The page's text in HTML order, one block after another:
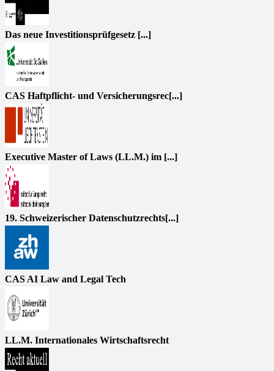
Das neue Investitionsprüfgesetz [...]
CAS Haftpflicht- und Versicherungsrec[...]
Executive Master of Laws (LL.M.) im [...]
19. Schweizerischer Datenschutzrechts[...]
CAS AI Law and Legal Tech
LL.M. Internationales Wirtschaftsrecht